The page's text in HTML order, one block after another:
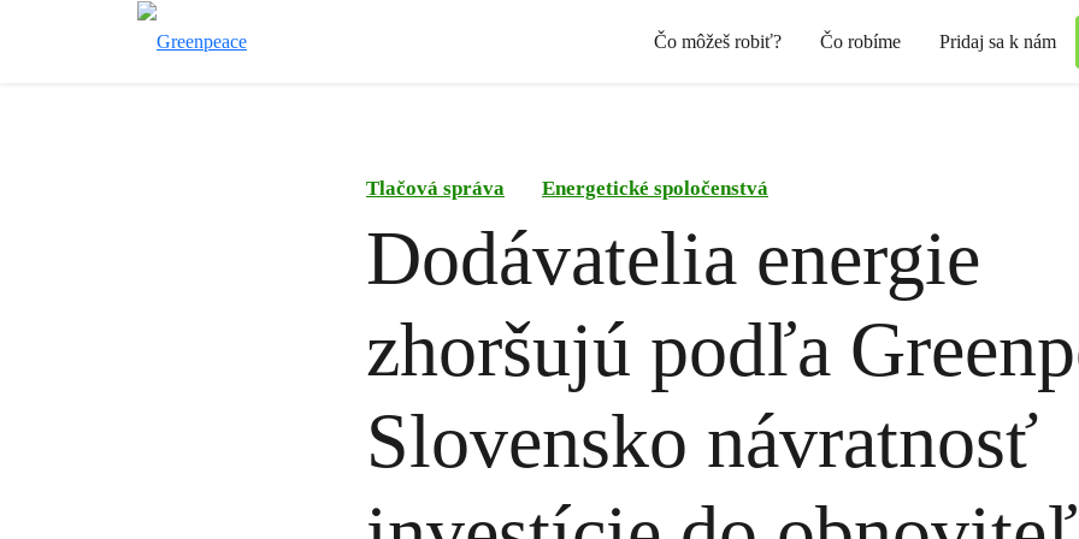
Čo môžeš robiť? Čo robíme Pridaj sa k nám
Tlačová správa Energetické spoločenstvá
Dodávatelia energie
zhoršujú podľa
Slovensko návratnosť